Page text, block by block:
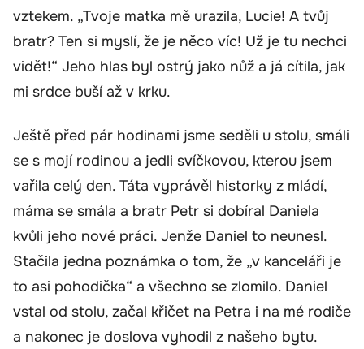
vztekem. „Tvoje matka mě urazila, Lucie! A tvůj
bratr? Ten si myslí, že je něco víc! Už je tu nechci
vidět!“ Jeho hlas byl ostrý jako nůž a já cítila, jak
mi srdce buší až v krku.
Ještě před pár hodinami jsme seděli u stolu, smáli
se s mojí rodinou a jedli svíčkovou, kterou jsem
vařila celý den. Táta vyprávěl historky z mládí,
máma se smála a bratr Petr si dobíral Daniela
kvůli jeho nové práci. Jenže Daniel to neunesl.
Stačila jedna poznámka o tom, že „v kanceláři je
to asi pohodička“ a všechno se zlomilo. Daniel
vstal od stolu, začal křičet na Petra i na mé rodiče
a nakonec je doslova vyhodil z našeho bytu.